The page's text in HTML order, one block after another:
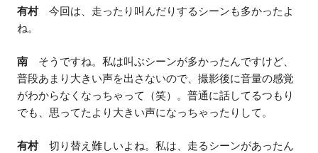
有村今回は、走ったり叫んだりするシーンも多かったよ
ね。
南 そうですね。私は叫ぶシーンが多かったんですけど、
普段あまり大きい声を出さないので、撮影後に音量の感覚
がわからなくなっちゃって（笑）。普通に話してるつもり
でも、思ってたより大きい声になっちゃったりして。
有村切り替え難しいよね。私は、走るシーンがあったん